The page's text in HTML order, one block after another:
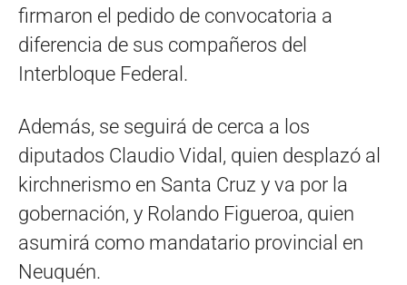
firmaron el pedido de convocatoria a
diferencia de sus compañeros del
Interbloque Federal.
Además, se seguirá de cerca a los
diputados Claudio Vidal, quien desplazó al
kirchnerismo en Santa Cruz y va por la
gobernación, y Rolando Figueroa, quien
asumirá como mandatario provincial en
Neuquén.